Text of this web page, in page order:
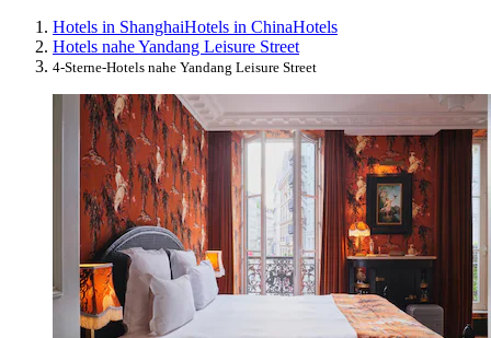
Hotels in ShanghaiHotels in ChinaHotels
Hotels nahe Yandang Leisure Street
4-Sterne-Hotels nahe Yandang Leisure Street